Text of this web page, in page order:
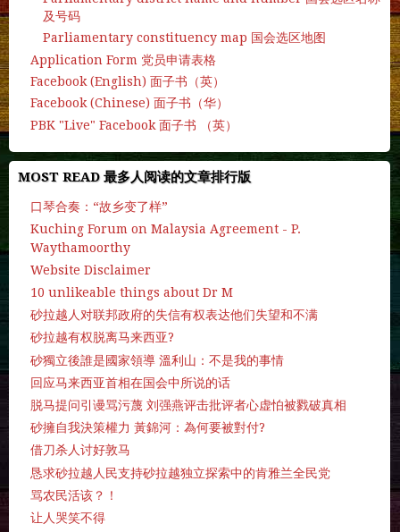
及号码
Parliamentary constituency map 国会选区地图
Application Form 党员申请表格
Facebook (English) 面子书（英）
Facebook (Chinese) 面子书（华）
PBK "Live" Facebook 面子书 （英）
MOST READ 最多人阅读的文章排行版
口琴合奏：“故乡变了样”
Kuching Forum on Malaysia Agreement - P.
Waythamoorthy
Website Disclaimer
10 unlikeable things about Dr M
砂拉越人对联邦政府的失信有权表达他们失望和不满
砂拉越有权脱离马来西亚?
砂獨立後誰是國家領導 溫利山：不是我的事情
回应马来西亚首相在国会中所说的话
脱马提问引谩骂污蔑 刘强燕评击批评者心虚怕被戮破真相
砂擁自我決策權力 黃錦河：為何要被對付?
借刀杀人讨好敦马
恳求砂拉越人民支持砂拉越独立探索中的肯雅兰全民党
骂农民活该？！
让人哭笑不得